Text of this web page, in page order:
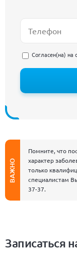
Согласен(на) на
ВАЖНО
Помните, что
характер
только
специалистам
37-37.
Записаться